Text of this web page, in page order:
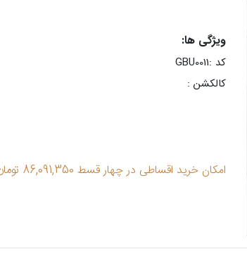
ویژگی ها:
کد :GBU0011
کالکشن :
امکان خرید اقساطی در چهار قسط 86,091,350 تومان